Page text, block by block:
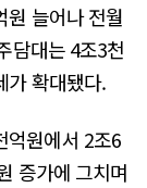
원 늘어나 전월
담대는 4조3천
가 확대됐다.
억원에서 2조6
증가에 그치며